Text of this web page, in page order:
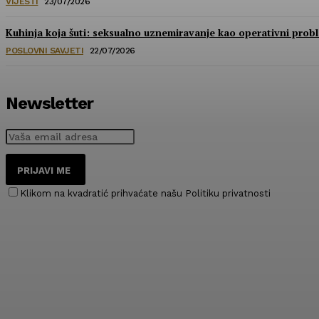
Kuhinja koja šuti: seksualno uznemiravanje kao operativni
POSLOVNI SAVJETI 22/07/2026
Newsletter
PRIJAVI ME
Klikom na kvadratić prihvaćate našu Politiku privatnosti